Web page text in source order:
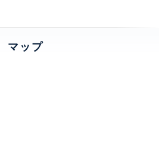
洗濯機置場、 浴室乾燥機、 追
バストイレ別、 洗面所独立、
マップ